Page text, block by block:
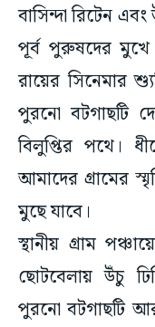
বাসিন্দা রিটেন
পূর্ব পুরুষদের মুখে
রায়ের সিনেমার
পুরনো বটগাছটি
বিলুপ্তির পথে।
আমাদের গ্রামের
মুছে যাবে।
স্থানীয় গ্রাম
ছোটবেলায় উঁচু
পুরনো বটগাছটি